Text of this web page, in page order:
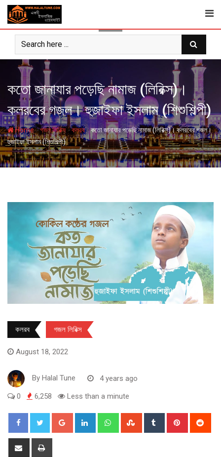
Skip
content
কতো জানাযার পড়েছি নামাজ (লিরিক্স)।
কলরবের গজল। হুজাইফা ইসলাম (শিশুশিল্পী)
Home-গজল লিরিক্স-কলরব-কতো জানাযার পড়েছি নামাজ (লিরিক্স)। কলরবের গজল।
হুজাইফা ইসলাম (শিশুশিল্পী)
কলরব গজল লিরিক্স
August 18, 2022
By Halal Tune 4 years ago
0 6,258 Less than a minute
Google+ LinkedIn WhatsappStumbleUpon
Tumblr Pinterest
Share